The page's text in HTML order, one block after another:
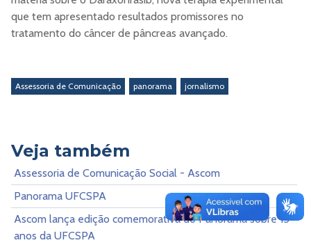
que tem apresentado resultados promissores no
tratamento do câncer de pâncreas avançado.
Assessoria de Comunicação panorama jornalismo
Veja também
Assessoria de Comunicação Social - Ascom
Panorama UFCSPA
Ascom lança edição comemorativa do Panorama sobre 15
anos da UFCSPA